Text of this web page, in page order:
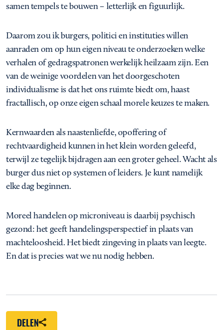
samen tempels te bouwen – letterlijk en figuurlijk.
Daarom zou ik burgers, politici en instituties willen
aanraden om op hun eigen niveau te onderzoeken welke
verhalen of gedragspatronen werkelijk heilzaam zijn. Een
van de weinige voordelen van het doorgeschoten
individualisme is dat het ons ruimte biedt om, haast
fractallisch, op onze eigen schaal morele keuzes te maken.
Kernwaarden als naastenliefde, opoffering of
rechtvaardigheid kunnen in het klein worden geleefd,
terwijl ze tegelijk bijdragen aan een groter geheel. Wacht als
burger dus niet op systemen of leiders. Je kunt namelijk
elke dag beginnen.
Moreel handelen op microniveau is daarbij psychisch
gezond: het geeft handelingsperspectief in plaats van
machteloosheid. Het biedt zingeving in plaats van leegte.
En dat is precies wat we nu nodig hebben.
DELEN